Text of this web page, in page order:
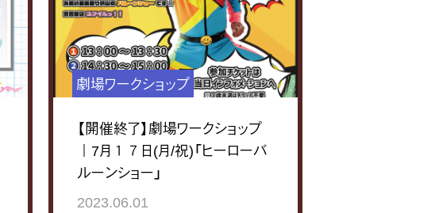
劇場ワークショップ
【開催終了】劇場ワークショップ
｜7月１７日(月/祝)「ヒーローバ
ルーンショー」
2023.06.01